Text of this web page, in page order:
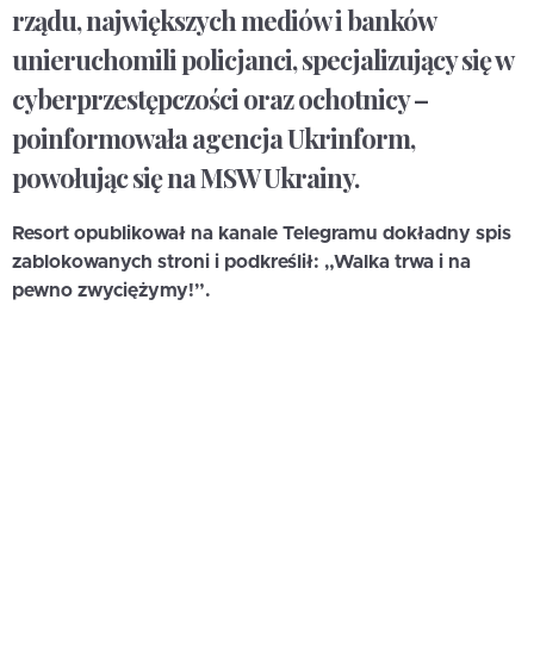
rządu, największych mediów i banków
unieruchomili policjanci, specjalizujący się w
cyberprzestępczości oraz ochotnicy –
poinformowała agencja Ukrinform,
powołując się na MSW Ukrainy.
Resort opublikował na kanale Telegramu dokładny spis
zablokowanych stroni i podkreślił: „Walka trwa i na
pewno zwyciężymy!”.